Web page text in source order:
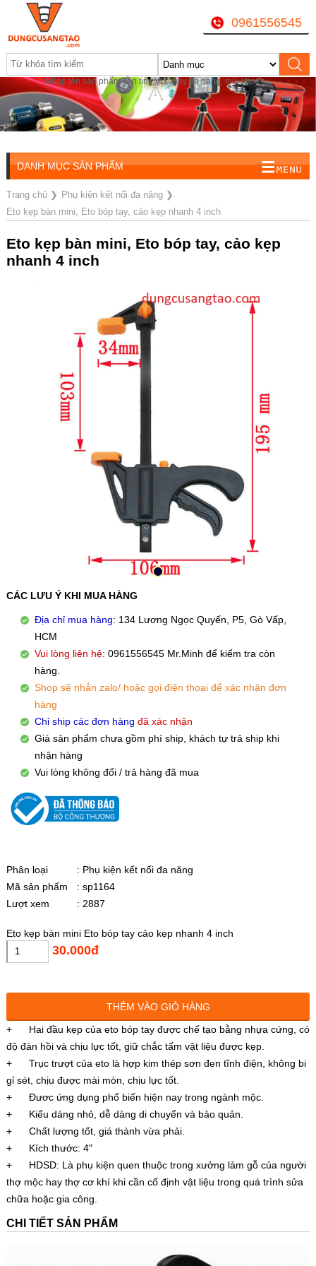
Nhập tên sản phẩm cần tìm, VD: máy đa năng, mũi khoan...
0961556545
DANH MỤC SẢN PHẨM
Trang chủ❯ Phụ kiện kết nối đa năng❯
Eto kẹp bàn mini, Eto bóp tay, cảo kẹp nhanh 4 inch
Eto kẹp bàn mini, Eto bóp tay, cảo kẹp
nhanh 4 inch
CÁC LƯU Ý KHI MUA HÀNG
Địa chỉ mua hàng: 134 Lương Ngọc Quyến, P5, Gò Vấp,
HCM
Vui lòng liên hệ: 0961556545 Mr.Minh để kiểm tra còn
hàng.
Shop sẽ nhắn zalo/ hoặc gọi điện thoại để xác nhận đơn
hàng
Chỉ ship các đơn hàng đã xác nhận
Giá sản phẩm chưa gồm phí ship, khách tự trả ship khi
nhận hàng
Vui lòng không đổi / trả hàng đã mua
Phân loại
: Phụ kiện kết nối đa năng
Mã sản phẩm
: sp1164
Lượt xem
: 2887
Eto kẹp bàn mini Eto bóp tay cảo kẹp nhanh 4 inch
30.000đ
THÊM VÀO GIỎ HÀNG
+ Hai đầu kẹp của eto bóp tay được chế tạo bằng nhựa cứng, có
độ đàn hồi và chịu lực tốt, giữ chắc tấm vật liệu được kẹp.
+ Trục trượt của eto là hợp kim thép sơn đen tĩnh điện, không bi
gỉ sét, chịu được mài mòn, chịu lực tốt.
+ Đươc ứng dụng phổ biến hiện nay trong ngành mộc.
+ Kiểu dáng nhỏ, dễ dàng di chuyển và bảo quản.
+ Chất lượng tốt, giá thành vừa phải.
+ Kích thước: 4"
+ HDSD: Là phụ kiện quen thuộc trong xưởng làm gỗ của người
thợ mộc hay thợ cơ khí khi cần cố định vật liệu trong quá trình sửa
chữa hoặc gia công.
CHI TIẾT SẢN PHẨM